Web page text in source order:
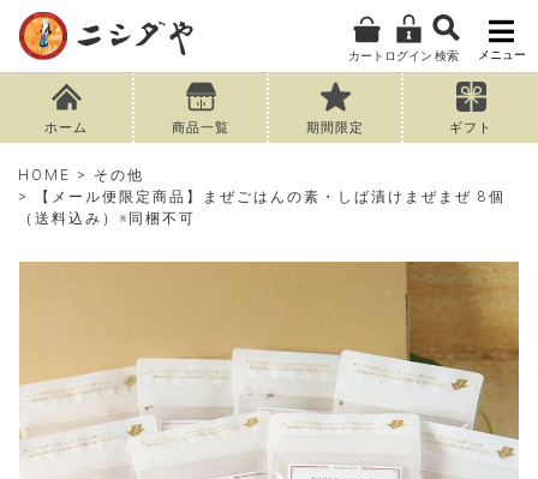
カート ログイン 検索 メニュー
ホーム 商品一覧 期間限定 ギフト
HOME
その他
【メール便限定商品】まぜごはんの素・しば漬けまぜまぜ 8個
（送料込み）※同梱不可